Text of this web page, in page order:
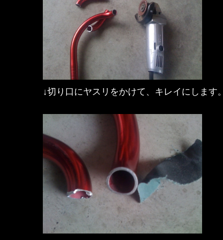
↓切り口にヤスリをかけて、キレイにします